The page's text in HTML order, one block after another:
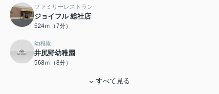
ファミリーレストラン
ジョイフル 総社店
524ｍ（7分）
幼稚園
井尻野幼稚園
568ｍ（8分）
すべて見る